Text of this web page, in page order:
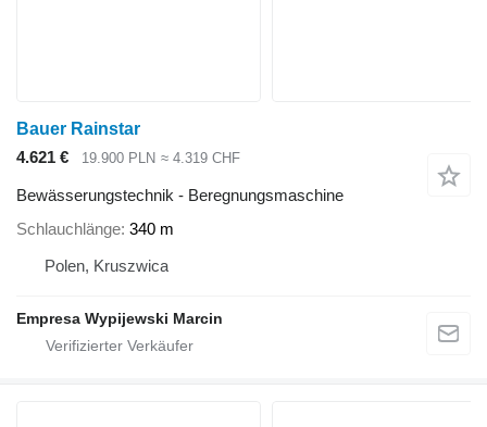
Bauer Rainstar
4.621 €
19.900 PLN ≈ 4.319 CHF
Bewässerungstechnik - Beregnungsmaschine
Schlauchlänge 340 m
Polen, Kruszwica
Empresa Wypijewski Marcin